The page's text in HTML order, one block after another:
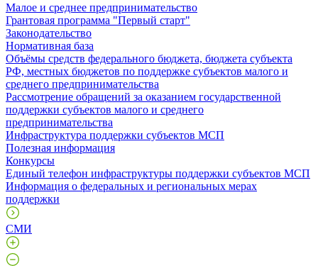
Малое и среднее предпринимательство
Грантовая программа "Первый старт"
Законодательство
Нормативная база
Объёмы средств федерального бюджета, бюджета субъекта
РФ, местных бюджетов по поддержке субъектов малого и
среднего предпринимательства
Рассмотрение обращений за оказанием государственной
поддержки субъектов малого и среднего
предпринимательства
Инфраструктура поддержки субъектов МСП
Полезная информация
Конкурсы
Единый телефон инфраструктуры поддержки субъектов МСП
Информация о федеральных и региональных мерах
поддержки
СМИ